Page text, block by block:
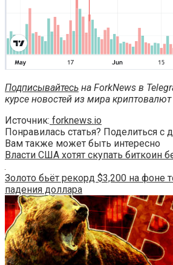
Подписывайтесь на ForkNews в
курсе новостей из мира криптовалют
Источник: forknews.io
Понравилась статья? Поделиться с
Вам также может быть интересно
Власти США хотят скупать биткоин
Золото бьёт рекорд $3,200 на фоне
падения доллара